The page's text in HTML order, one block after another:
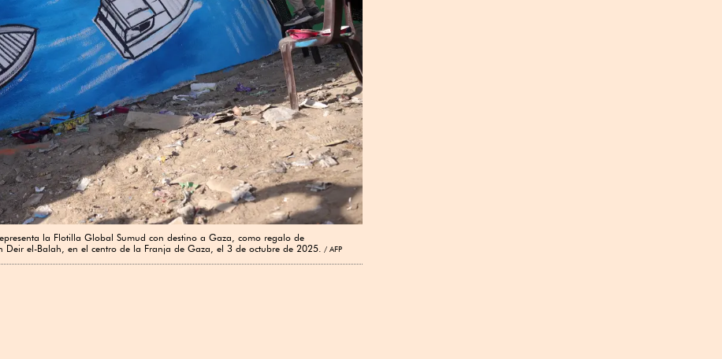
la Flotilla Global Sumud con destino a Gaza, como regalo de
Deir el-Balah, en el centro de la Franja de Gaza, el 3 de octubre de 2025.
AFP